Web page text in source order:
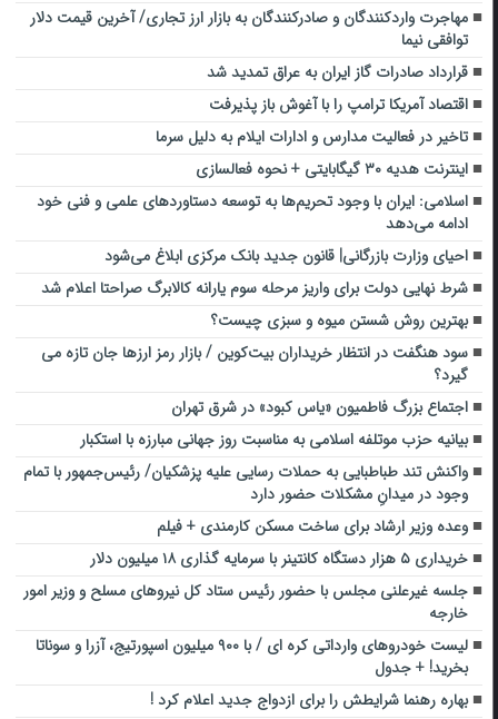
مهاجرت واردکنندگان و صادرکنندگان به بازار ارز تجاری/ آخرین قیمت دلار
توافقی نیما
قرارداد صادرات گاز ایران به عراق تمدید شد
اقتصاد آمریکا ترامپ را با آغوش باز پذیرفت
تاخیر در فعالیت مدارس و ادارات ایلام به دلیل سرما
اینترنت هدیه ۳۰ گیگابایتی + نحوه فعالسازی
اسلامی: ایران با وجود تحریم‌ها به توسعه دستاوردهای علمی و فنی خود
ادامه می‌دهد
احیای وزارت بازرگانی| قانون جدید بانک مرکزی ابلاغ می‌شود
شرط نهایی دولت برای واریز مرحله سوم یارانه کالابرگ صراحتا اعلام شد
بهترین روش شستن میوه و سبزی چیست؟
سود هنگفت در انتظار خریداران بیت‌کوین / بازار رمز ارزها جان تازه می
گیرد؟
اجتماع بزرگ فاطمیون «یاس کبود» در شرق تهران
بیانیه حزب موتلفه اسلامی به مناسبت روز جهانی مبارزه با استکبار
واکنش تند طباطبایی به حملات رسایی علیه پزشکیان/ رئیس‌جمهور با تمام
وجود در میدانِ مشکلات حضور دارد
وعده وزیر ارشاد برای ساخت مسکن کارمندی + فیلم
خریداری ۵ هزار دستگاه کانتینر با سرمایه گذاری ۱۸ میلیون دلار
جلسه غیرعلنی مجلس با حضور رئیس ستاد کل نیروهای مسلح و وزیر امور
خارجه
لیست خودروهای وارداتی کره‌ ای / با ۹۰۰ میلیون اسپورتیج، آزرا و سوناتا
بخرید! + جدول
بهاره رهنما شرایطش را برای ازدواج جدید اعلام کرد !